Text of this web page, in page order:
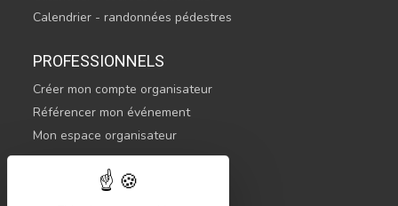
Calendrier - randonnées pédestres
PROFESSIONNELS
Créer mon compte organisateur
Référencer mon événement
Mon espace organisateur
CONTACTEZ-NOUS